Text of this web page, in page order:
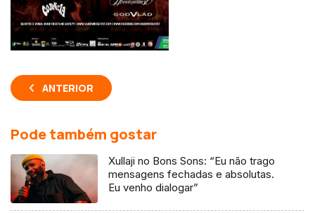
ANTERIOR
Pode também gostar
Xullaji no Bons Sons: “Eu não trago
mensagens fechadas e absolutas.
Eu venho dialogar”